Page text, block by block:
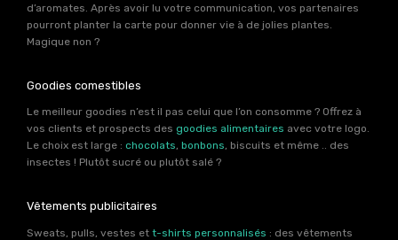
d’aromates. Après avoir lu votre communication, vos partenaires
pourront planter la carte pour donner vie à de jolies plantes.
Magique non ?
Goodies comestibles
Le meilleur goodies n’est il pas celui que l’on consomme ? Offrez à
vos clients et prospects des goodies alimentaires avec votre logo.
Le choix est large : chocolats, bonbons, biscuits et même .. des
insectes ! Plutôt sucré ou plutôt salé ?
Vêtements publicitaires
Sweats, pulls, vestes et t-shirts personnalisés : des vêtements